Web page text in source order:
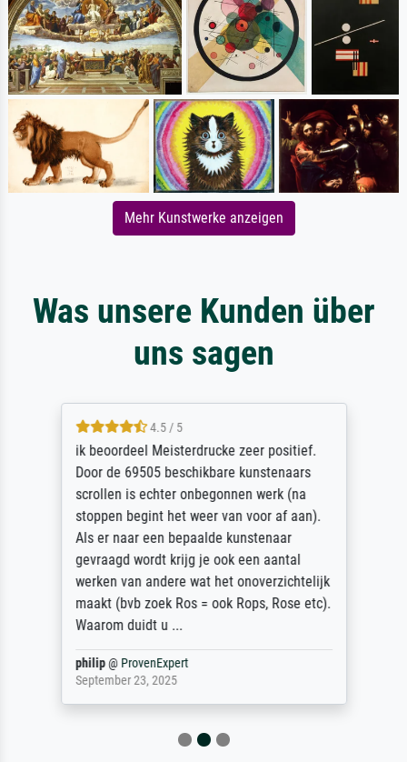
Mehr Kunstwerke anzeigen
Was unsere Kunden über
uns sagen
4.5 / 5
ik beoordeel Meisterdrucke zeer positief.
Door de 69505 beschikbare kunstenaars
scrollen is echter onbegonnen werk (na
stoppen begint het weer van voor af aan).
Als er naar een bepaalde kunstenaar
gevraagd wordt krijg je ook een aantal
werken van andere wat het onoverzichtelijk
maakt (bvb zoek Ros = ook Rops, Rose etc).
Waarom duidt u ...
philip@ ProvenExpert
September 23, 2025